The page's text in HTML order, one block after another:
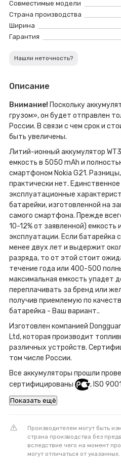
Совместимые модели
Страна производства
Ширина
Гарантия
Нашли неточность?
Описание
Внимание! Поскольку
грузом», он будет отправлен
России. В связи с чем срок и
быть увеличены.
Литий-ионный аккумулятор
емкость в 5050 mAh и
смартфоном Nokia G21.
практически нет.
эксплуатационные
батарейки, изготовленной на
самого смартфона. Прежде
10-12% от заявленной) емкость
эксплуатации. Если батарейка
менее двух лет и выдержит
разряда, то от этой стоит
течение года или 400-500
максимальная емкость упадет
переплачивать за бренд или
получив приемлемую по
батарейка - Ваш вариант..
Изготовлен компанией
Ltd, которая производит
различных устройств.
том числе России.
Все аккумуляторы прошли
сертифицированы
, ISO
Показать ещё
Производителем могут быть
страна производства без
вследствие чего на момент
могут отличаться от указанных.